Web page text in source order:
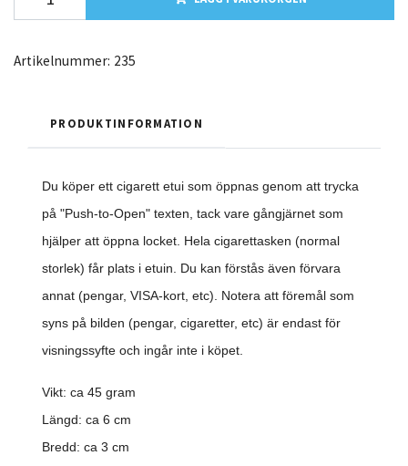
Artikelnummer: 235
PRODUKTINFORMATION
Du köper ett cigarett etui som öppnas genom att trycka
på "Push-to-Open" texten, tack vare gångjärnet som
hjälper att öppna locket. Hela cigarettasken (normal
storlek) får plats i etuin. Du kan förstås även förvara
annat (pengar, VISA-kort, etc). Notera att föremål som
syns på bilden (pengar, cigaretter, etc) är endast för
visningssyfte och ingår inte i köpet.
Vikt: ca 45 gram
Längd: ca 6 cm
Bredd: ca 3 cm